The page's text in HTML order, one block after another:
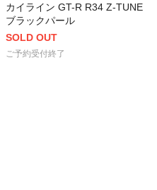
カイライン GT-R R34 Z-TUNE
ブラックパール
SOLD OUT
ご予約受付終了